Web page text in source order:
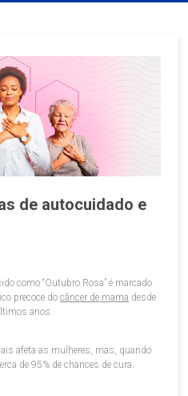
de autocuidado e
como “Outubro Rosa” é marcado
precoce do câncer de mama desde
anos.
afeta as mulheres, mas, quando
de 95% de chances de cura.